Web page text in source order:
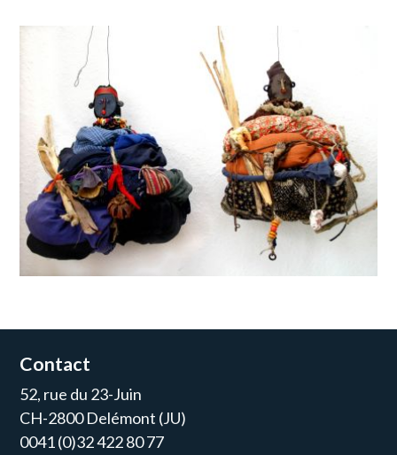
Contact
52, rue du 23-Juin
CH-2800 Delémont (JU)
0041 (0)32 422 80 77